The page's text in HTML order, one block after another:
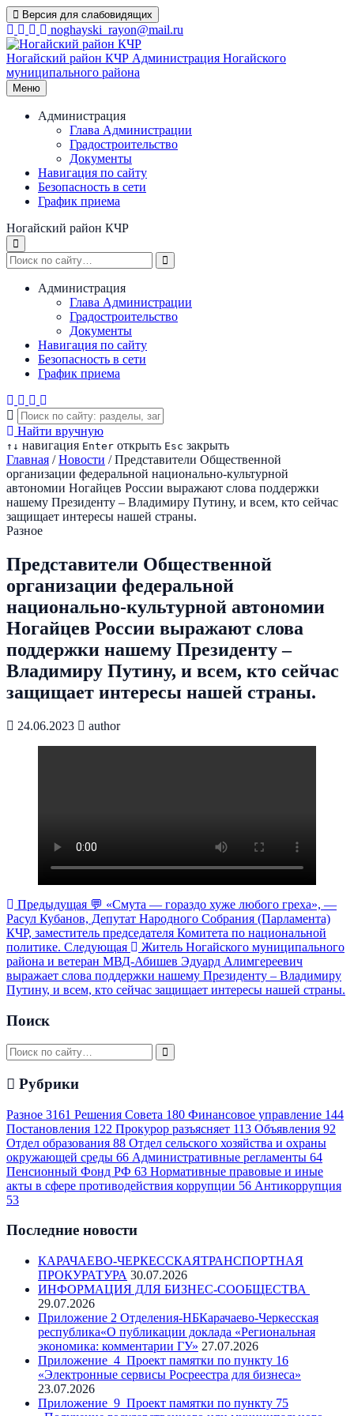
Перейти
к
содержимому
Версия для слабовидящих
noghayski_rayon@mail.ru
Ногайский район КЧР Администрация Ногайского
муниципального района
Меню
Администрация
Глава Администрации
Градостроительство
Документы
Навигация по сайту
Безопасность в сети
График приема
Ногайский район КЧР
Администрация
Глава Администрации
Градостроительство
Документы
Навигация по сайту
Безопасность в сети
График приема
Найти вручную
↑ ↓ навигация Enter открыть Esc закрыть
Главная / Новости / Представители Общественной
организации федеральной национально-культурной
автономии Ногайцев России выражают слова поддержки
нашему Президенту – Владимиру Путину, и всем, кто сейчас
защищает интересы нашей страны.
Разное
Представители Общественной
организации федеральной
национально-культурной автономии
Ногайцев России выражают слова
поддержки нашему Президенту –
Владимиру Путину, и всем, кто сейчас
защищает интересы нашей страны.
24.06.2023 author
Предыдущая 💬 «Смута — гораздо хуже любого греха», —
Расул Кубанов, Депутат Народного Собрания (Парламента)
КЧР, заместитель председателя Комитета по национальной
политике. Следующая
Житель Ногайского муниципального
района и ветеран МВД-Абишев Эдуард Алимгереевич
выражает слова поддержки нашему Президенту – Владимиру
Путину, и всем, кто сейчас защищает интересы нашей страны.
Поиск
Рубрики
Разное 3161 Решения Совета 180 Финансовое управление 144
Постановления 122 Прокурор разъясняет 113 Объявления 92
Отдел образования 88 Отдел сельского хозяйства и охраны
окружающей среды 66 Административные регламенты 64
Пенсионный Фонд РФ 63 Нормативные правовые и иные
акты в сфере противодействия коррупции 56 Антикоррупция
53
Последние новости
КАРАЧАЕВО-ЧЕРКЕССКАЯТРАНСПОРТНАЯ
ПРОКУРАТУРА 30.07.2026
ИНФОРМАЦИЯ ДЛЯ БИЗНЕС-СООБЩЕСТВА
29.07.2026
Приложение 2 Отделения-НБКарачаево-Черкесская
республика«О публикации доклада «Региональная
экономика: комментарии ГУ» 27.07.2026
Приложение_4_Проект памятки по пункту 16
«Электронные сервисы Росреестра для бизнеса»
23.07.2026
Приложение_9_Проект памятки по пункту 75